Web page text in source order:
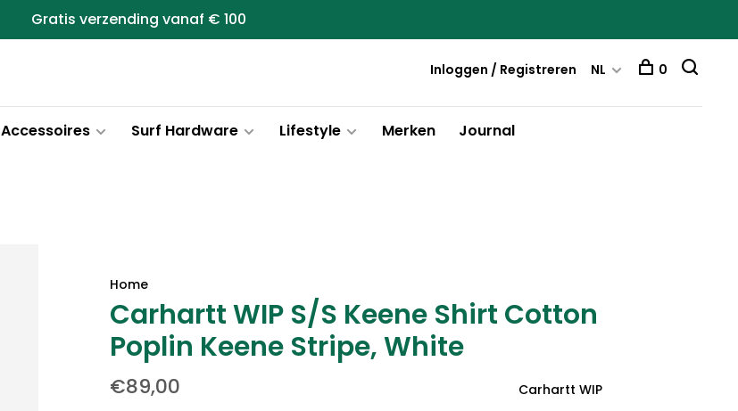
Gratis verzending vanaf € 100
Accessoires Surf Hardware Lifestyle Merken Journal
Inloggen / Registreren NL 0
Home
Carhartt WIP S/S Keene Shirt Cotton
Poplin Keene Stripe, White
€89,00 Carhartt WIP